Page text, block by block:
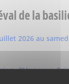
de la
2026 au
d’Honneur,